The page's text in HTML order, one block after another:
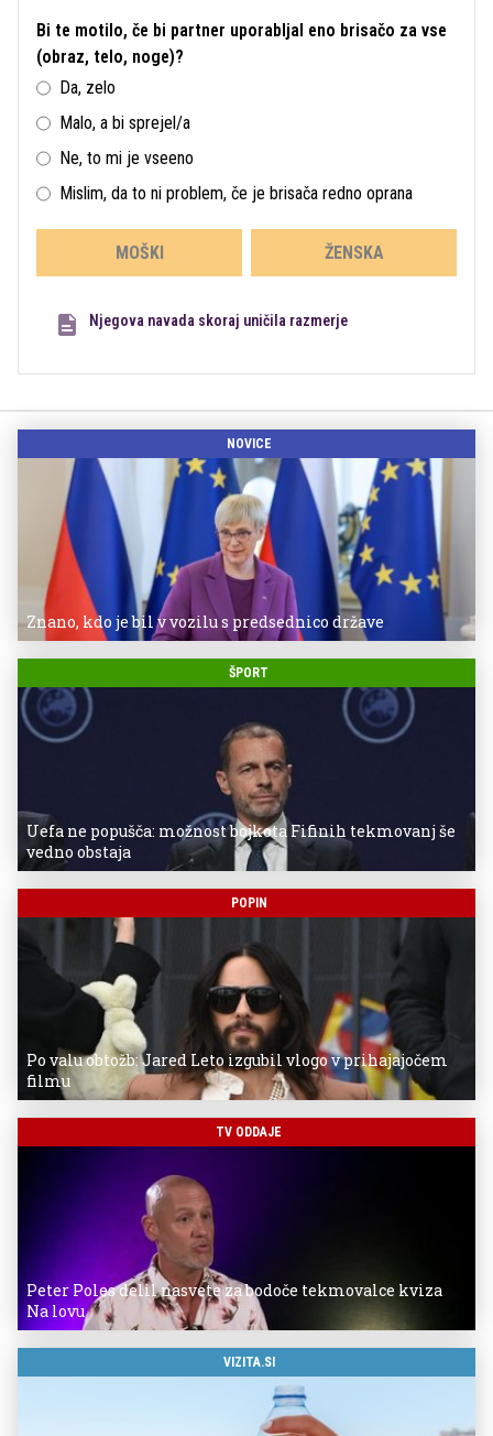
Bi te motilo, če bi partner uporabljal eno brisačo za vse
(obraz, telo, noge)?
Da, zelo
Malo, a bi sprejel/a
Ne, to mi je vseeno
Mislim, da to ni problem, če je brisača redno oprana
MOŠKI ŽENSKA
Njegova navada skoraj uničila razmerje
NOVICE
Znano, kdo je bil v vozilu s predsednico države
ŠPORT
Uefa ne popušča: možnost bojkota Fifinih tekmovanj še
vedno obstaja
POPIN
Po valu obtožb: Jared Leto izgubil vlogo v prihajajočem
filmu
TV ODDAJE
Peter Poles delil nasvete za bodoče tekmovalce kviza
Na lovu
VIZITA.SI